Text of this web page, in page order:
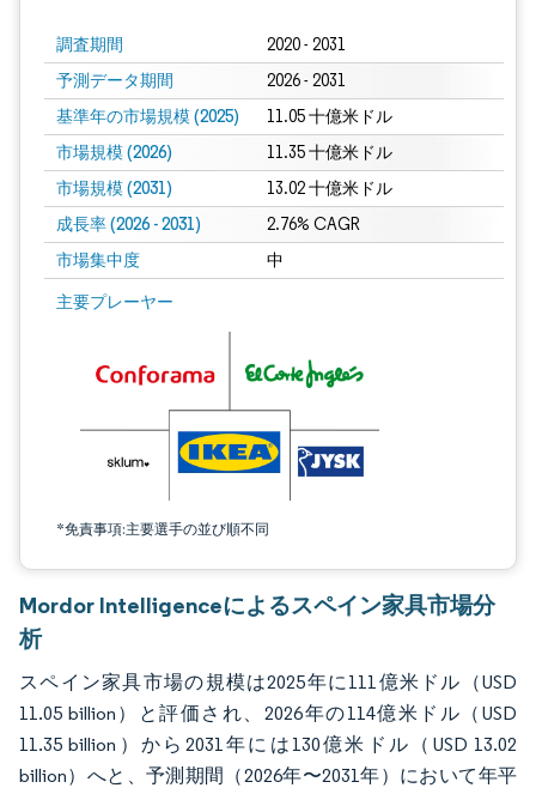
調査期間 2020 - 2031
予測データ期間 2026 - 2031
基準年の市場規模 (2025) 11.05 十億米ドル
市場規模 (2026) 11.35 十億米ドル
市場規模 (2031) 13.02 十億米ドル
成長率 (2026 - 2031) 2.76% CAGR
市場集中度 中
主要プレーヤー
*免責事項:主要選手の並び順不同
画像 © Mordor Intelligence。再利用にはCC BY 4.0の表示が必要です。
Mordor Intelligenceによるスペイン家具市場分
析
スペイン家具市場の規模は2025年に111億米ドル（USD
11.05 billion）と評価され、2026年の114億米ドル（USD
11.35 billion）から2031年には130億米ドル（USD 13.02
billion）へと、予測期間（2026年〜2031年）において年平